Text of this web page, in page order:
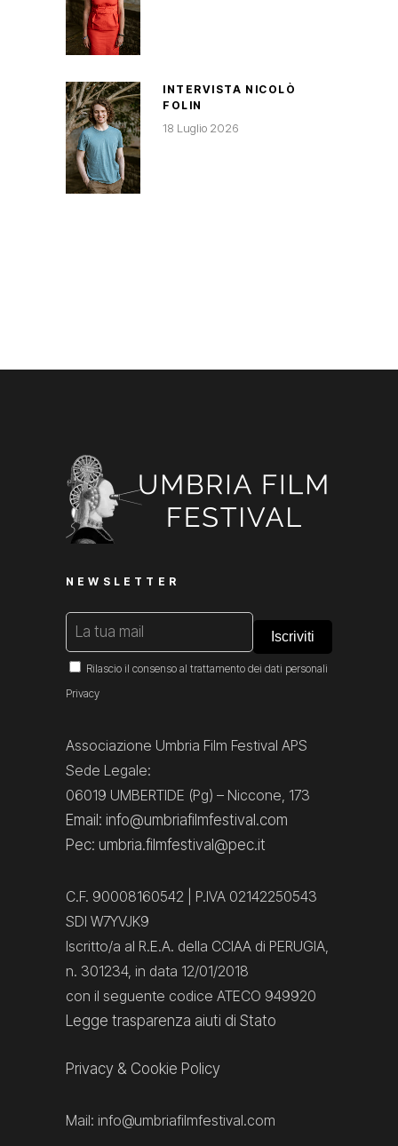
INTERVISTA NICOLÒ
FOLIN
18 Luglio 2026
NEWSLETTER
Rilascio il consenso al trattamento dei dati personali
Privacy
Associazione Umbria Film Festival APS
Sede Legale:
06019 UMBERTIDE (Pg) – Niccone, 173
Email: info@umbriafilmfestival.com
Pec: umbria.filmfestival@pec.it
C.F. 90008160542 | P.IVA 02142250543
SDI W7YVJK9
Iscritto/a al R.E.A. della CCIAA di PERUGIA,
n. 301234, in data 12/01/2018
con il seguente codice ATECO 949920
Legge trasparenza aiuti di Stato
Privacy & Cookie Policy
Mail: info@umbriafilmfestival.com